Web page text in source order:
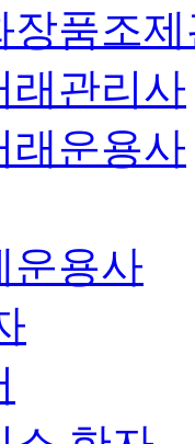
장품조
래관리사
래운용사
운용사